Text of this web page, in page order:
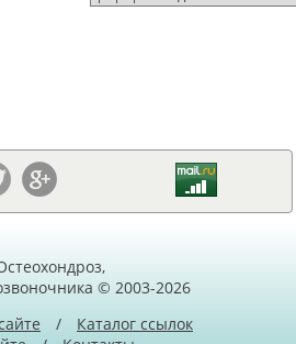
© 2003-2026
/
Каталог ссылок